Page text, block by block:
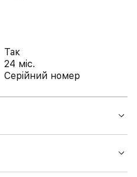
Так
24 міс.
Серійний номер